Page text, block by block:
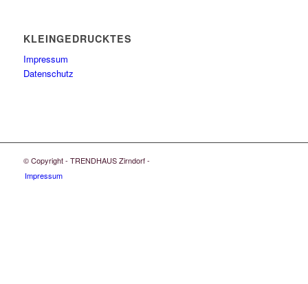
KLEINGEDRUCKTES
Impressum
Datenschutz
© Copyright - TRENDHAUS Zirndorf -
Impressum